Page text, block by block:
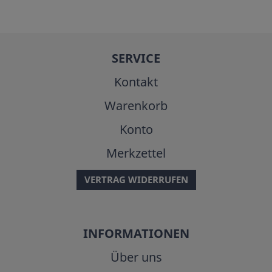
SERVICE
Kontakt
Warenkorb
Konto
Merkzettel
VERTRAG WIDERRUFEN
INFORMATIONEN
Über uns